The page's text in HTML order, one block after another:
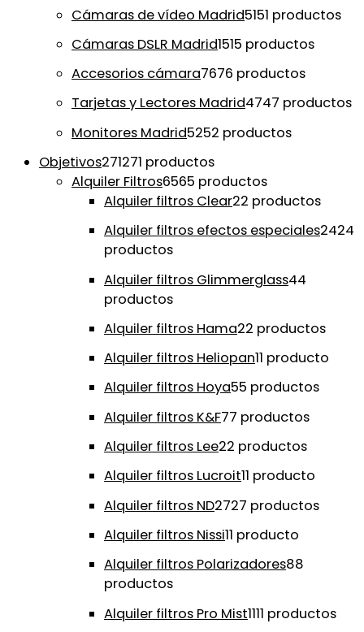
Cámaras de vídeo Madrid5151 productos
Cámaras DSLR Madrid1515 productos
Accesorios cámara7676 productos
Tarjetas y Lectores Madrid4747 productos
Monitores Madrid5252 productos
Objetivos271271 productos
Alquiler Filtros6565 productos
Alquiler filtros Clear22 productos
Alquiler filtros efectos especiales2424
productos
Alquiler filtros Glimmerglass44
productos
Alquiler filtros Hama22 productos
Alquiler filtros Heliopan11 producto
Alquiler filtros Hoya55 productos
Alquiler filtros K&F77 productos
Alquiler filtros Lee22 productos
Alquiler filtros Lucroit11 producto
Alquiler filtros ND2727 productos
Alquiler filtros Nissi11 producto
Alquiler filtros Polarizadores88
productos
Alquiler filtros Pro Mist1111 productos